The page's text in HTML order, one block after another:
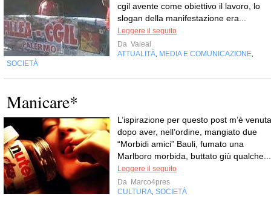
cgil avente come obiettivo il lavoro, lo
slogan della manifestazione era...
Leggere il seguito
Da Valeal
ATTUALITÀ MEDIA E COMUNICAZIONE
SOCIETÀ
Manicare*
L’ispirazione per questo post m’è venuta
dopo aver, nell’ordine, mangiato due
“Morbidi amici” Bauli, fumato una
Marlboro morbida, buttato giù qualche...
Leggere il seguito
Da Marco4pres
CULTURA SOCIETÀ